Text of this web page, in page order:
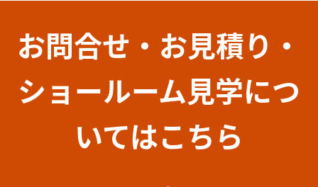
お問合せ・お見積り・
ショールーム見学につ
いてはこちら